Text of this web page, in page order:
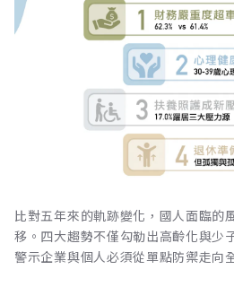
比對五年來的軌跡變化，國人面臨的
移。四大趨勢不僅勾勒出高齡化與少
警示企業與個人必須從單點防禦走向